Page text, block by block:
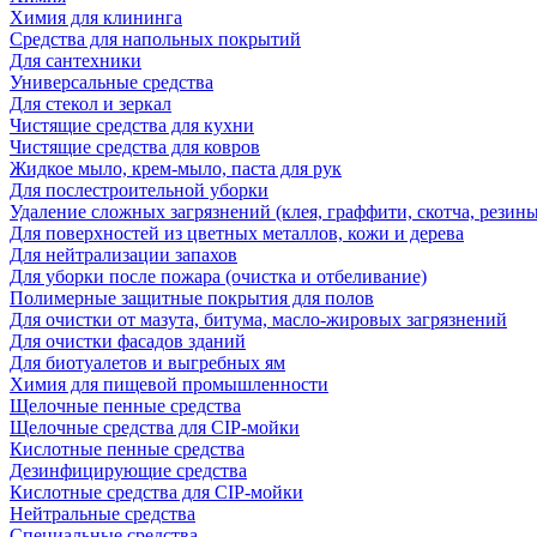
Химия для клининга
Средства для напольных покрытий
Для сантехники
Универсальные средства
Для стекол и зеркал
Чистящие средства для кухни
Чистящие средства для ковров
Жидкое мыло, крем-мыло, паста для рук
Для послестроительной уборки
Удаление сложных загрязнений (клея, граффити, скотча,
Для поверхностей из цветных металлов, кожи и дерева
Для нейтрализации запахов
Для уборки после пожара (очистка и отбеливание)
Полимерные защитные покрытия для полов
Для очистки от мазута, битума, масло-жировых загрязнений
Для очистки фасадов зданий
Для биотуалетов и выгребных ям
Химия для пищевой промышленности
Щелочные пенные средства
Щелочные средства для CIP-мойки
Кислотные пенные средства
Дезинфицирующие средства
Кислотные средства для CIP-мойки
Нейтральные средства